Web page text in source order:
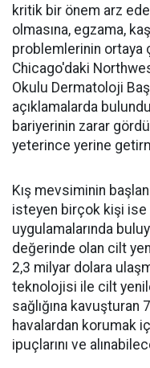
kritik bir önem arz
olmasına, egzama,
problemlerinin ortaya
Chicago'daki
Okulu Dermatoloji
açıklamalarda
bariyerinin zarar
yeterince yerine
Kış mevsiminin
isteyen birçok kişi
uygulamalarında
değerinde olan cilt
2,3 milyar dolara
teknolojisi ile cilt
sağlığına
havalardan korumak
ipuçlarını ve